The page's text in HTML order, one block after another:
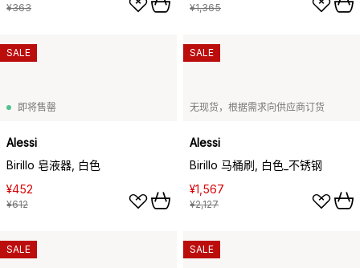
¥363 ¥1,365
即将售罄
Alessi
Birillo 皂液器, 白色
¥452
¥612
SALE
无现货，根据需求向供应商订货
Alessi
Birillo 马桶刷, 白色_不锈钢
¥1,567
¥2,127
SALE
SALE SALE